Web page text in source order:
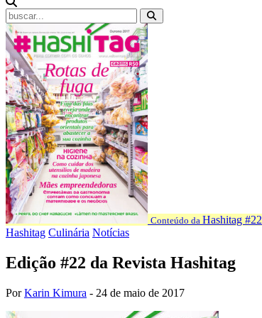
Conteúdo da Hashitag #22
Hashitag Culinária Notícias
Edição #22 da Revista Hashitag
PorKarin Kimura - 24 de maio de 2017